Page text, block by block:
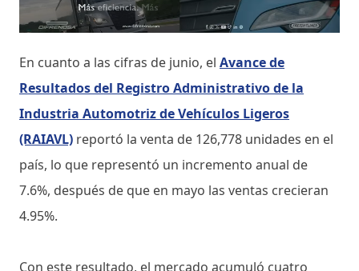
En cuanto a las cifras de junio, el Avance de
Resultados del Registro Administrativo de la
Industria Automotriz de Vehículos Ligeros
(RAIAVL) reportó la venta de 126,778 unidades en el
país, lo que representó un incremento anual de
7.6%, después de que en mayo las ventas crecieran
4.95%.
Con este resultado, el mercado acumuló cuatro